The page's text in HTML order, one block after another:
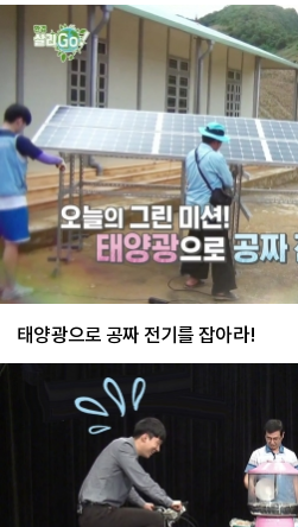
태양광으로 공짜 전기를 잡아라!